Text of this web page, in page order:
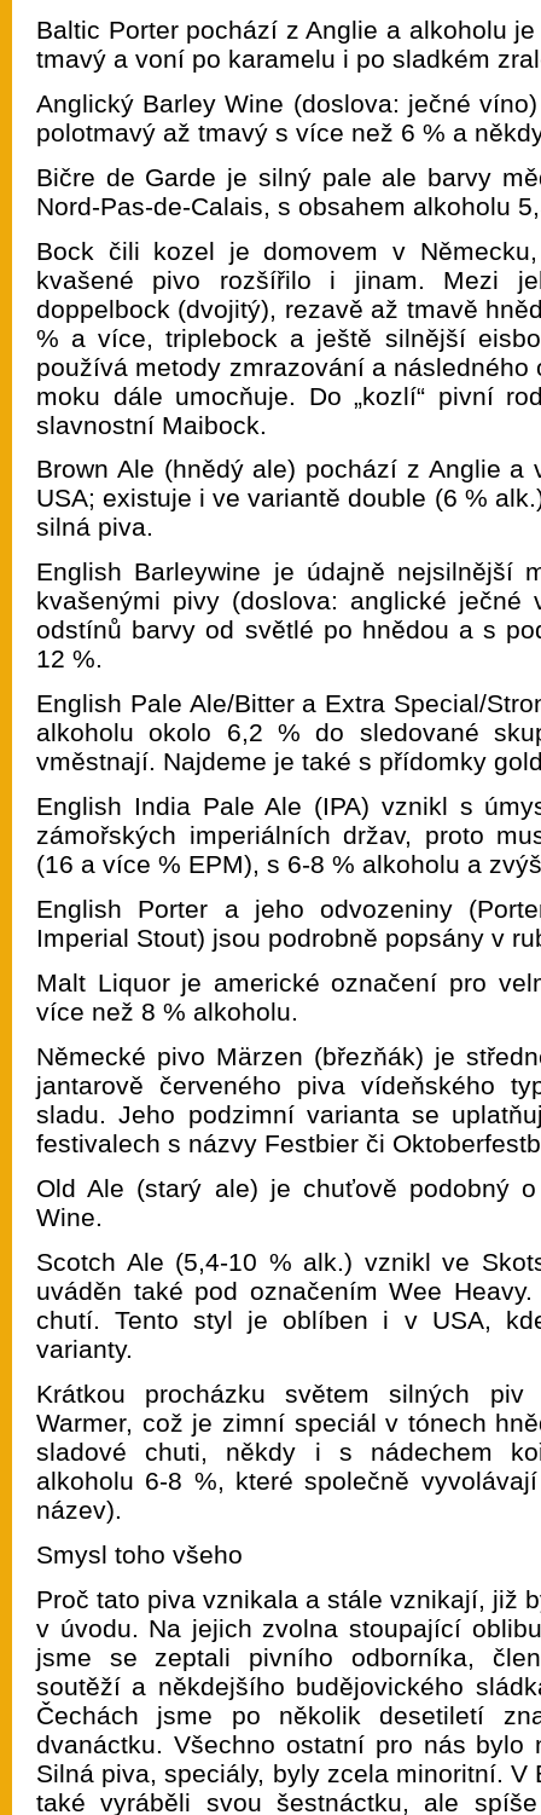
Baltic Porter pochází z Anglie a alkoholu
tmavý a voní po karamelu i po sladkém
Anglický Barley Wine (doslova: ječné
polotmavý až tmavý s více než 6 % a
Bičre de Garde je silný pale ale barvy
Nord-Pas-de-Calais, s obsahem alkoholu
Bock čili kozel je domovem v
kvašené pivo rozšířilo i jinam. Mezi
doppelbock (dvojitý), rezavě až tmavě
% a více, triplebock a ještě silnější
používá metody zmrazování a
moku dále umocňuje. Do „kozlí“ pivní
slavnostní Maibock.
Brown Ale (hnědý ale) pochází z Anglie
USA; existuje i ve variantě double (6 %
silná piva.
English Barleywine je údajně nejsilnější
kvašenými pivy (doslova: anglické ječné
odstínů barvy od světlé po hnědou a s
12 %.
English Pale Ale/Bitter a Extra Special/
alkoholu okolo 6,2 % do sledované
vměstnají. Najdeme je také s přídomky
English India Pale Ale (IPA) vznikl s
zámořských imperiálních držav, proto
(16 a více % EPM), s 6-8 % alkoholu a
English Porter a jeho odvozeniny
Imperial Stout) jsou podrobně popsány v
Malt Liquor je americké označení pro
více než 8 % alkoholu.
Německé pivo Märzen (březňák) je
jantarově červeného piva vídeňského
sladu. Jeho podzimní varianta se
festivalech s názvy Festbier či
Old Ale (starý ale) je chuťově podobný
Wine.
Scotch Ale (5,4-10 % alk.) vznikl ve
uváděn také pod označením Wee
chutí. Tento styl je oblíben i v USA,
varianty.
Krátkou procházku světem silných
Warmer, což je zimní speciál v tónech
sladové chuti, někdy i s nádechem
alkoholu 6-8 %, které společně
název).
Smysl toho všeho
Proč tato piva vznikala a stále vznikají, již
v úvodu. Na jejich zvolna stoupající
jsme se zeptali pivního odborníka,
soutěží a někdejšího budějovického
Čechách jsme po několik desetiletí
dvanáctku. Všechno ostatní pro nás bylo
Silná piva, speciály, byly zcela minoritní. V
také vyráběli svou šestnáctku, ale